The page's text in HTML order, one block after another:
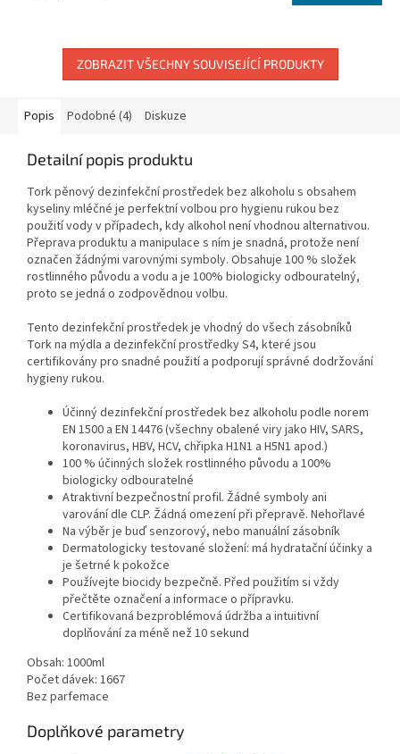
ZOBRAZIT VŠECHNY SOUVISEJÍCÍ PRODUKTY
Popis Podobné (4) Diskuze
Detailní popis produktu
Tork pěnový dezinfekční prostředek bez alkoholu s obsahem
kyseliny mléčné je perfektní volbou pro hygienu rukou bez
použití vody v případech, kdy alkohol není vhodnou alternativou.
Přeprava produktu a manipulace s ním je snadná, protože není
označen žádnými varovnými symboly. Obsahuje 100 % složek
rostlinného původu a vodu a je 100% biologicky odbouratelný,
proto se jedná o zodpovědnou volbu.
Tento dezinfekční prostředek je vhodný do všech zásobníků
Tork na mýdla a dezinfekční prostředky S4, které jsou
certifikovány pro snadné použití a podporují správné dodržování
hygieny rukou.
Účinný dezinfekční prostředek bez alkoholu podle norem
EN 1500 a EN 14476 (všechny obalené viry jako HIV, SARS,
koronavirus, HBV, HCV, chřipka H1N1 a H5N1 apod.)
100 % účinných složek rostlinného původu a 100%
biologicky odbouratelné
Atraktivní bezpečnostní profil. Žádné symboly ani
varování dle CLP. Žádná omezení při přepravě. Nehořlavé
Na výběr je buď senzorový, nebo manuální zásobník
Dermatologicky testované složení: má hydratační účinky a
je šetrné k pokožce
Používejte biocidy bezpečně. Před použitím si vždy
přečtěte označení a informace o přípravku.
Certifikovaná bezproblémová údržba a intuitivní
doplňování za méně než 10 sekund
Obsah: 1000ml
Počet dávek: 1667
Bez parfemace
Doplňkové parametry